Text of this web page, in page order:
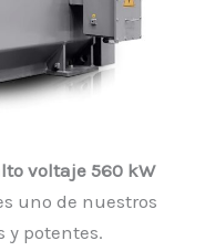
voltaje 560 kW
uno de nuestros
y potentes.